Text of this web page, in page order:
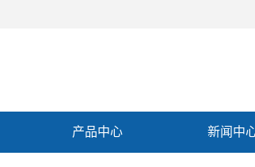
产品中心 新闻中